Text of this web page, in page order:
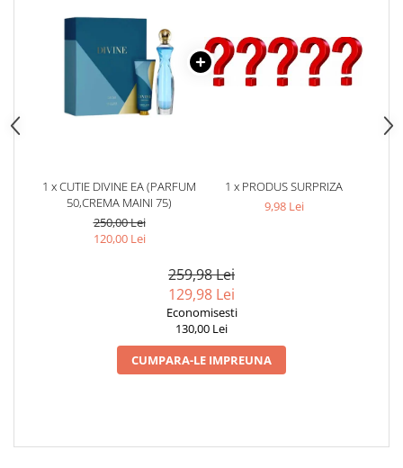
1 x CUTIE DIVINE EA (PARFUM
50,CREMA MAINI 75)
250,00 Lei
120,00 Lei
1 x PRODUS SURPRIZA
9,98 Lei
259,98 Lei
129,98 Lei
Economisesti
130,00 Lei
CUMPARA-LE IMPREUNA